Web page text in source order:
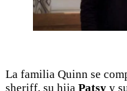
La familia Quinn se
sheriff, su hija Patsy y